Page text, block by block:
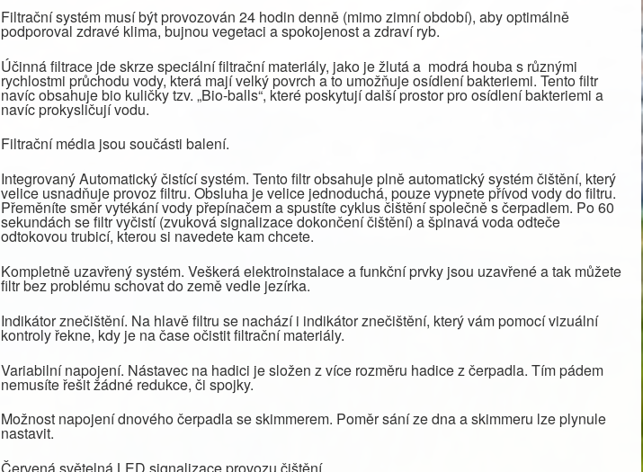
Filtrační systém musí být provozován 24 hodin denně (mimo zimní období), aby optimálně
podporoval zdravé klima, bujnou vegetaci a spokojenost a zdraví ryb.
Účinná filtrace jde skrze speciální filtrační materiály, jako je žlutá a modrá houba s různými
rychlostmi průchodu vody, která mají velký povrch a to umožňuje osídlení bakteriemi. Tento filtr
navíc obsahuje bio kuličky tzv. „Bio-balls“, které poskytují další prostor pro osídlení bakteriemi a
navíc prokysličují vodu.
Filtrační média jsou součásti balení.
Integrovaný Automatický čistící systém. Tento filtr obsahuje plně automatický systém čištění, který
velice usnadňuje provoz filtru. Obsluha je velice jednoduchá, pouze vypnete přívod vody do filtru.
Přeměníte směr vytékání vody přepínačem a spustíte cyklus čištění společně s čerpadlem. Po 60
sekundách se filtr vyčistí (zvuková signalizace dokončení čištění) a špinavá voda odteče
odtokovou trubicí, kterou si navedete kam chcete.
Kompletně uzavřený systém. Veškerá elektroinstalace a funkční prvky jsou uzavřené a tak můžete
filtr bez problému schovat do země vedle jezírka.
Indikátor znečištění. Na hlavě filtru se nachází i indikátor znečištění, který vám pomocí vizuální
kontroly řekne, kdy je na čase očistit filtrační materiály.
Variabilní napojení. Nástavec na hadici je složen z více rozměru hadice z čerpadla. Tím pádem
nemusíte řešit žádné redukce, či spojky.
Možnost napojení dnového čerpadla se skimmerem. Poměr sání ze dna a skimmeru lze plynule
nastavit.